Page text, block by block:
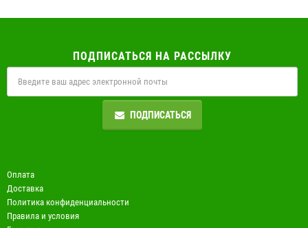
ПОДПИСАТЬСЯ НА РАССЫЛКУ
ПОДПИСАТЬСЯ
Оплата
Доставка
Политика конфиденциальности
Правила и условия